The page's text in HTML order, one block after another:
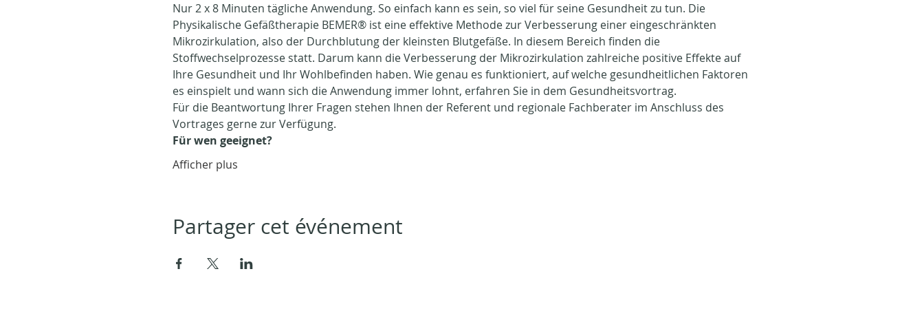
Nur 2 x 8 Minuten tägliche Anwendung. So einfach kann es sein, so viel für seine Gesundheit zu tun. Die
Physikalische Gefäßtherapie BEMER® ist eine effektive Methode zur Verbesserung einer eingeschränkten
Mikrozirkulation, also der Durchblutung der kleinsten Blutgefäße. In diesem Bereich finden die
Stoffwechselprozesse statt. Darum kann die Verbesserung der Mikrozirkulation zahlreiche positive Effekte auf
Ihre Gesundheit und Ihr Wohlbefinden haben. Wie genau es funktioniert, auf welche gesundheitlichen Faktoren
es einspielt und wann sich die Anwendung immer lohnt, erfahren Sie in dem Gesundheitsvortrag.
Für die Beantwortung Ihrer Fragen stehen Ihnen der Referent und regionale Fachberater im Anschluss des
Vortrages gerne zur Verfügung.
Für wen geeignet?
Afficher plus
Partager cet événement